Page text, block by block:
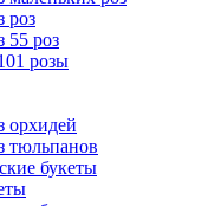
роз
55 роз
розы
орхидей
тюльпанов
букеты